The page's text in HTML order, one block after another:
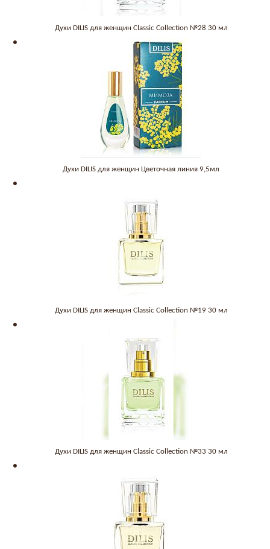
Духи DILIS для женщин Classic Collection №28 30 мл
Духи DILIS для женщин Цветочная линия 9,5мл
Духи DILIS для женщин Classic Collection №19 30 мл
Духи DILIS для женщин Classic Collection №33 30 мл